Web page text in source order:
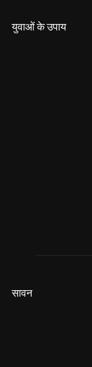
युवाओं के उपाय
सावन